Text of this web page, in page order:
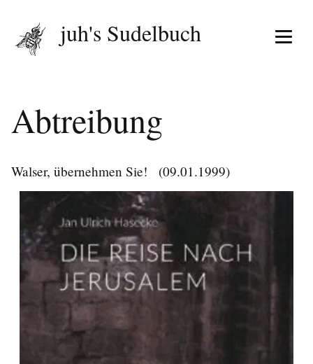
Menü
juh's Sudelbuch
Abtreibung
Walser, übernehmen Sie! (09.01.1999)